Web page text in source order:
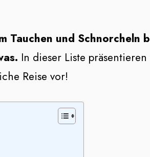
Tauchen und Schnorcheln
In dieser Liste
Reise vor!